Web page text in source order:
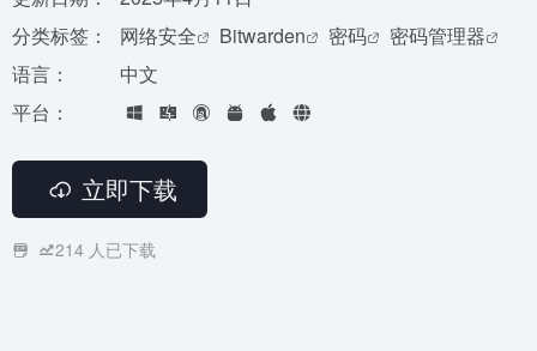
分类标签：
网络安全 Bitwarden 密码
密码管理器
语言：
中文
平台：
立即下载
214 人已下载